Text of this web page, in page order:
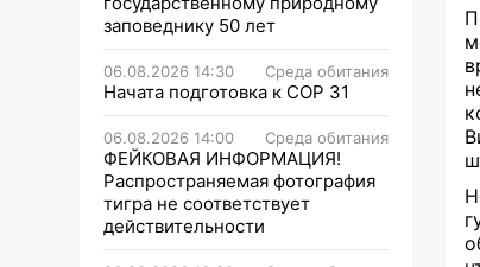
заповеднику 50 лет
06.08.2026 14:30 Среда обитания
Начата подготовка к СОР 31
06.08.2026 14:00 Среда обитания
ФЕЙКОВАЯ ИНФОРМАЦИЯ!
Распространяемая фотография
тигра не соответствует
действительности